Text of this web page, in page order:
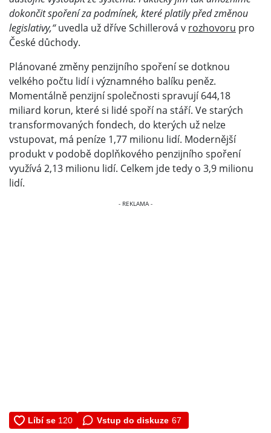
dokončit spoření za podmínek, které platily před změnou
legislativy,“uvedla už dříve Schillerová v rozhovoru pro
České důchody.
Plánované změny penzijního spoření se dotknou
velkého počtu lidí i významného balíku peněz.
Momentálně penzijní společnosti spravují 644,18
miliard korun, které si lidé spoří na stáří. Ve starých
transformovaných fondech, do kterých už nelze
vstupovat, má peníze 1,77 milionu lidí. Modernější
produkt v podobě doplňkového penzijního spoření
využívá 2,13 milionu lidí. Celkem jde tedy o 3,9 milionu
lidí.
Vstup do diskuze 67